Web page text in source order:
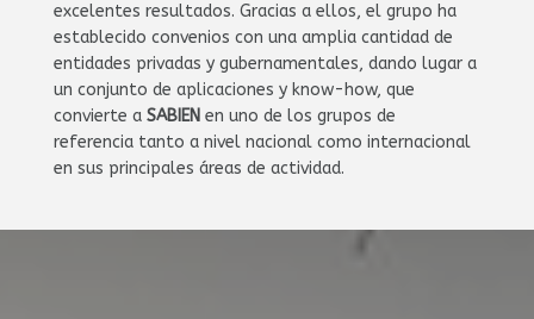
excelentes resultados. Gracias a ellos, el grupo ha
establecido convenios con una amplia cantidad de
entidades privadas y gubernamentales, dando lugar a
un conjunto de aplicaciones y know-how, que
convierte aSABIEN en uno de los grupos de
referencia tanto a nivel nacional como internacional
en sus principales áreas de actividad.